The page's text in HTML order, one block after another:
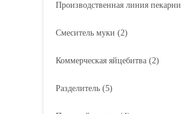
Производственная линия пекарни
Смеситель муки (2)
Коммерческая яйцебитва (2)
Разделитель (5)